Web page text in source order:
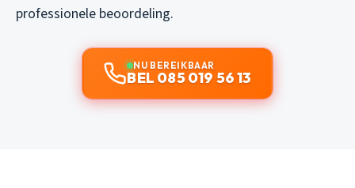
professionele beoordeling.
NU BEREIKBAAR
BEL 085 019 56 13